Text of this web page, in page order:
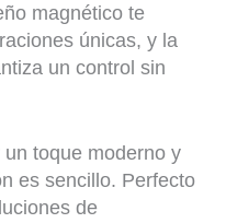
magnético te
únicas, y la
un control sin
toque moderno y
es sencillo. Perfecto
de